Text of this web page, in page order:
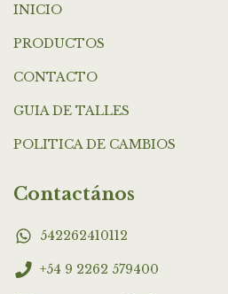
INICIO
PRODUCTOS
CONTACTO
GUIA DE TALLES
POLITICA DE CAMBIOS
Contactános
542262410112
+54 9 2262 579400